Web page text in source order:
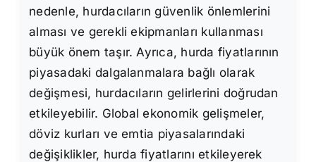
nedenle, hurdacıların güvenlik önlemlerini
alması ve gerekli ekipmanları kullanması
büyük önem taşır. Ayrıca, hurda fiyatlarının
piyasadaki dalgalanmalara bağlı olarak
değişmesi, hurdacıların gelirlerini doğrudan
etkileyebilir. Global ekonomik gelişmeler,
döviz kurları ve emtia piyasalarındaki
değişiklikler, hurda fiyatlarını etkileyerek